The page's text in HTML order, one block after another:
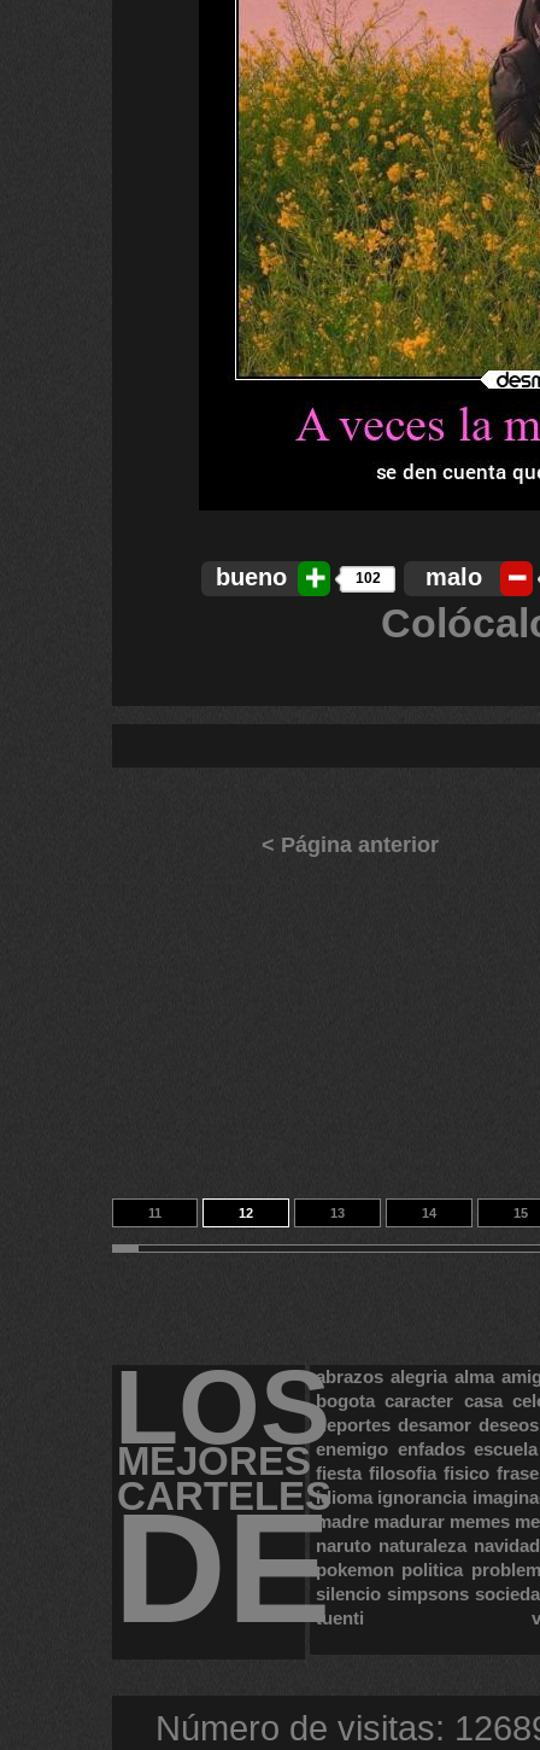
bueno 102 malo
< Página anterior
11 12 13 14 15
21 22 23 14 9433
LOS
MEJORES
CARTELES
DE
abrazos alegria alma
bogota caracter casa
deportes desamor deseos
enemigo enfados escuela
fiesta filosofia fisico
idioma ignorancia
madre madurar memes
naruto naturaleza navidad
pokemon politica
silencio simpsons
tuenti
Número de visitas: